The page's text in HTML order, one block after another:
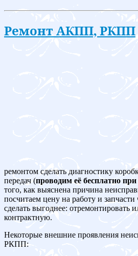
Ремонт АКПП, РКПП
ремонтом сделать диагностику
передач (проводим её бесплатно
того, как выяснена причина
посчитаем цену на работу и
сделать выгоднее: отремонтировать
контрактную.
Некоторые внешние проявления
РКПП: